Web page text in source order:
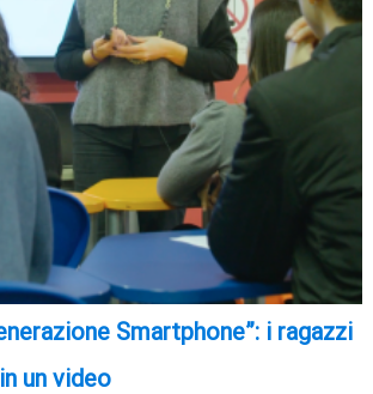
Smartphone”: i ragazzi
un video